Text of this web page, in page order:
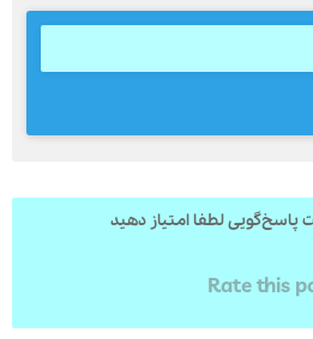
لطفا امتیاز دهید
Rate
همیارسیستم